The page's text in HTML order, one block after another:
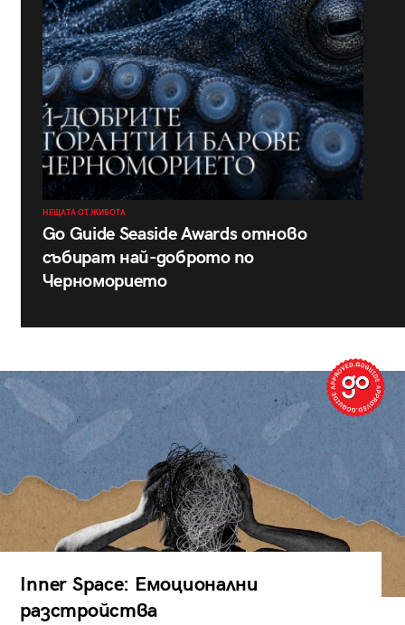
НЕЩАТА ОТ ЖИВОТА
Go Guide Seaside Awards отново
събират най-доброто по
Черноморието
Inner Space: Емоционални
разстройства